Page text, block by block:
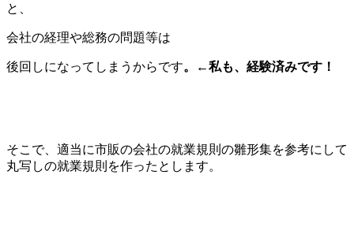
と、
会社の経理や総務の問題等は
後回しになってしまうからです。←私も、経験済みです！
そこで、適当に市販の会社の就業規則の雛形集を参考にして
丸写しの就業規則を作ったとします。